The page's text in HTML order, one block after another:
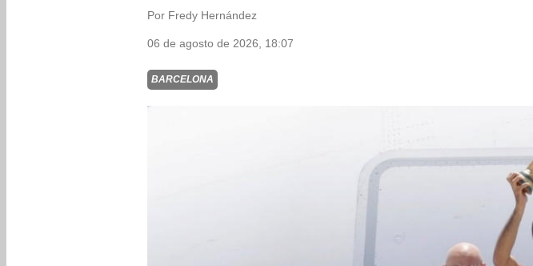
Por Fredy Hernández
06 de agosto de 2026, 18:07
BARCELONA